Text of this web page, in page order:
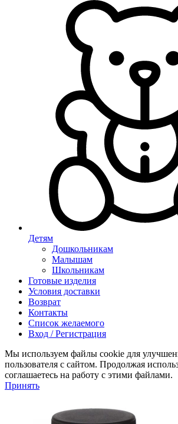
Детям
Дошкольникам
Малышам
Школьникам
Готовые изделия
Условия доставки
Возврат
Контакты
Список желаемого
Вход / Регистрация
Мы используем файлы cookie для
пользователя с сайтом. Продолжая
соглашаетесь на работу с этими файлами.
Принять